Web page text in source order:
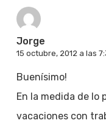
Jorge
15 octubre, 2012 a las
Buenísimo!
En la medida de lo
vacaciones con